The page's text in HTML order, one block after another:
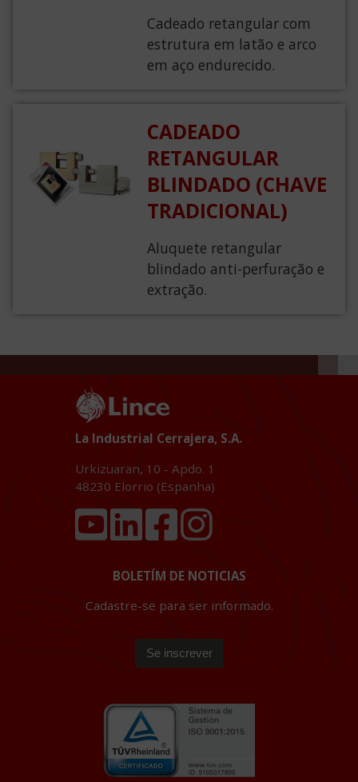
Cadeado retangular com
estrutura em latão e arco
em aço endurecido.
CADEADO
RETANGULAR
BLINDADO (CHAVE
TRADICIONAL)
Aluquete retangular
blindado anti-perfuração e
extração.
La Industrial Cerrajera, S.A.
Urkizuaran, 10 - Apdo. 1
48230 Elorrio (Espanha)
BOLETÍM DE NOTICIAS
Cadastre-se para ser informado.